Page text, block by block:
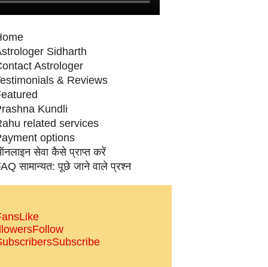
Sidharth
Astrologer
& Reviews
Kundli
related services
options
सेवा कैसे प्राप्‍त करें
सामान्‍यत: पूछे जाने वाले प्रश्‍न
Like
Follow
Subscribe